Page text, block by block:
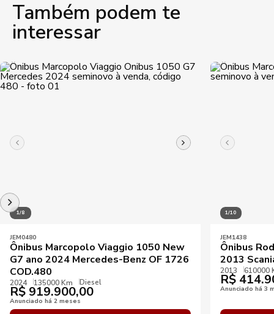
Também podem te
interessar
1/8
JEM0480
Ônibus Marcopolo Viaggio 1050 New
G7 ano 2024 Mercedes-Benz OF 1726
COD.480
2024 135000 Km Diesel
R$ 919.900,00
Anunciado há 2 meses
1/10
JEM1438
Ônibus
2013
2013 610000
R$
Anunciado há 3